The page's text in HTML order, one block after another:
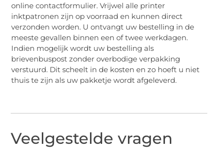
online contactformulier. Vrijwel alle printer
inktpatronen zijn op voorraad en kunnen direct
verzonden worden. U ontvangt uw bestelling in de
meeste gevallen binnen een of twee werkdagen.
Indien mogelijk wordt uw bestelling als
brievenbuspost zonder overbodige verpakking
verstuurd. Dit scheelt in de kosten en zo hoeft u niet
thuis te zijn als uw pakketje wordt afgeleverd.
Veelgestelde vragen